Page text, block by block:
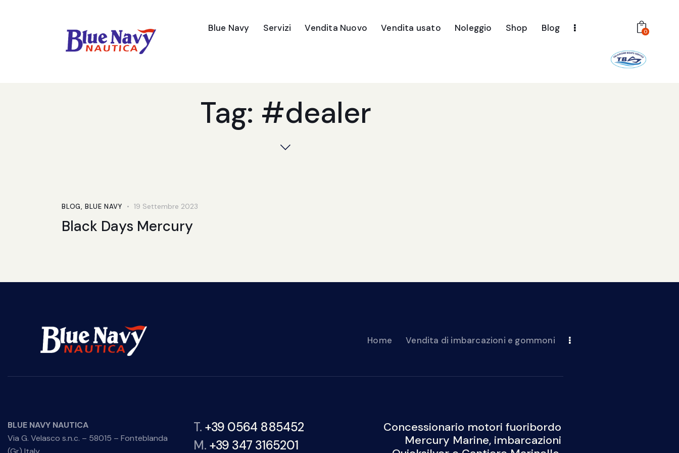
Blue Navy Servizi Vendita Nuovo Vendita usato Noleggio Shop Blog 0
Tag: #dealer
BLOG, BLUE NAVY 19 Settembre 2023
Black Days Mercury
Home Vendita di imbarcazioni e gommoni
BLUE NAVY NAUTICA
Via G. Velasco s.n.c. – 58015 – Fonteblanda
T. +39 0564 885452
M. +39 347 3165201
Concessionario motori fuoribordo
Mercury Marine, imbarcazioni